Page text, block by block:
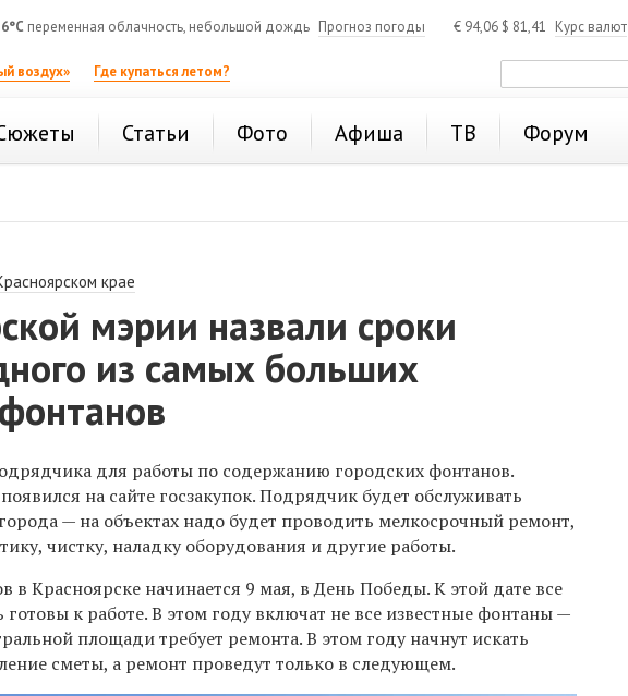
переменная облачность, небольшой дождь Прогноз погоды € 94,06 $ 81,41 Курс валют
воздух» Где купаться летом?
Статьи Фото Афиша ТВ Форум
крае
мэрии назвали сроки
из самых больших
для работы по содержанию городских фонтанов.
на сайте госзакупок. Подрядчик будет обслуживать
— на объектах надо будет проводить мелкосрочный ремонт,
чистку, наладку оборудования и другие работы.
в Красноярске начинается 9 мая, в День Победы. К этой дате все
к работе. В этом году включат не все известные фонтаны —
площади требует ремонта. В этом году начнут искать
сметы, а ремонт проведут только в следующем.